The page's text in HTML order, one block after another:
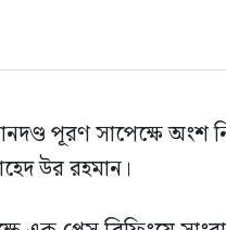
পূরণ সাপেক্ষে অংশ
উর রহমান।